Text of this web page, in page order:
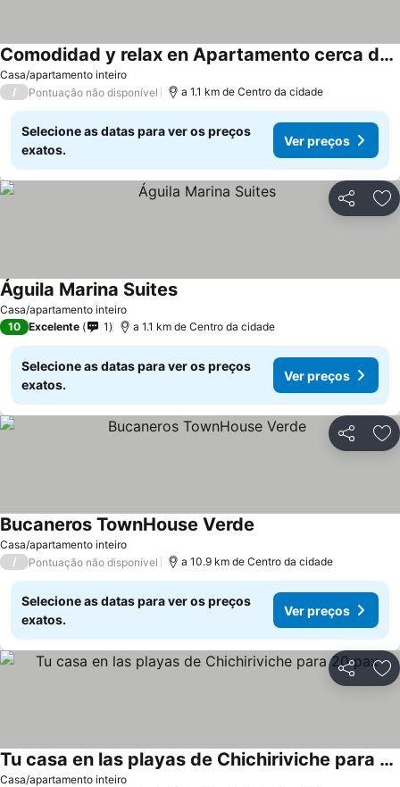
Casa/apartamento inteiro
Comodidad y relax en Apartamento cerca del mar en Chichiriviche
/ Pontuação não disponível a 1.1 km de Centro da cidade
Selecione as datas para ver os preços
exatos.
Ver preços
Partilhar
Casa/apartamento inteiro
Águila Marina Suites
10 Excelente 1 a 1.1 km de Centro da cidade
Selecione as datas para ver os preços
exatos.
Ver preços
Partilhar
Casa/apartamento inteiro
Bucaneros TownHouse Verde
/ Pontuação não disponível a 10.9 km de Centro da cidade
Selecione as datas para ver os preços
exatos.
Ver preços
Partilhar
Casa/apartamento inteiro
Tu casa en las playas de Chichiriviche para 20 pax